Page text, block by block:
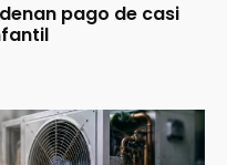
pago de casi